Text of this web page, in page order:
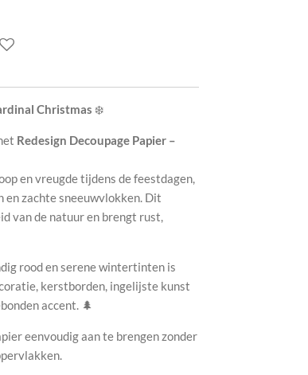
Christmas ❄️
Redesign Decoupage Papier –
en vreugde tijdens de feestdagen,
zachte sneeuwvlokken. Dit
van de natuur en brengt rust,
rood en serene wintertinten is
kerstborden, ingelijste kunst
accent. 🌲
eenvoudig aan te brengen zonder